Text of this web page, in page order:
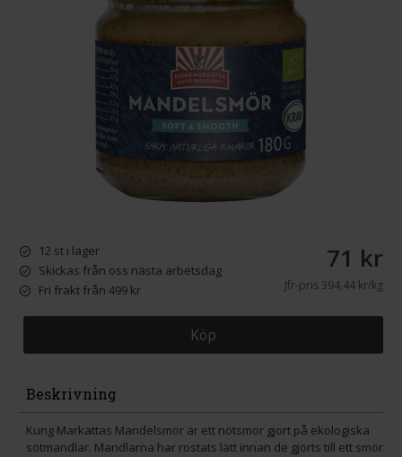
12 st i lager
Skickas från oss nästa arbetsdag
Fri frakt från 499 kr
71 kr
Jfr-pris394,44 kr/kg
Köp
Beskrivning
Kung Markattas Mandelsmör är ett nötsmör gjort på ekologiska
sötmandlar. Mandlarna har rostats lätt innan de gjorts till ett smör